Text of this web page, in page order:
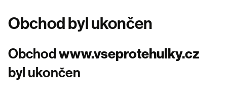
Obchod byl ukončen
Obchodwww.vseprotehulky.cz
byl ukončen